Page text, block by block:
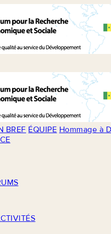
BREF ÉQUIPE Hommage à